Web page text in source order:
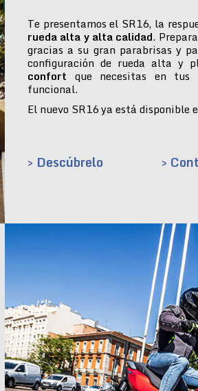
Te presentamos el SR16, la
rueda alta y alta calidad.
gracias a su gran parabrisas y
configuración de rueda alta y
confort que necesitas en tus
funcional.
El nuevo SR16 ya está
> Descúbrelo >